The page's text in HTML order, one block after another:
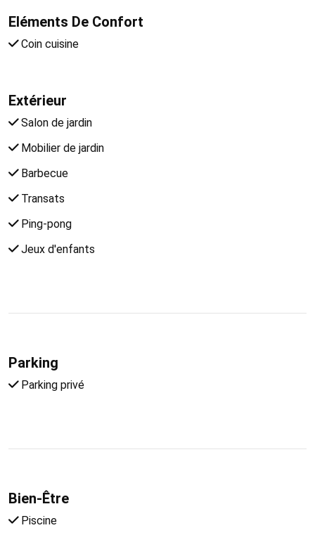
Eléments De Confort
Coin cuisine
Extérieur
Salon de jardin
Mobilier de jardin
Barbecue
Transats
Ping-pong
Jeux d'enfants
Parking
Parking privé
Bien-Être
Piscine